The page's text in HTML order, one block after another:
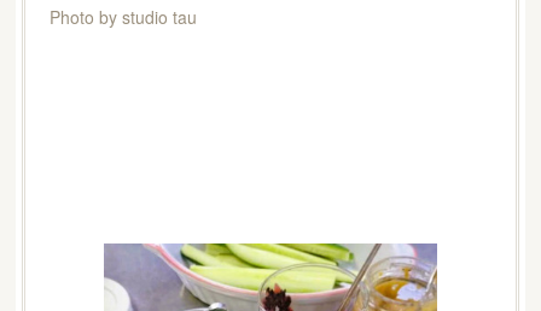
Photo by studio tau